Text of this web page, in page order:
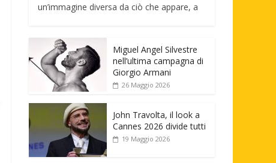
un’immagine diversa da ciò che appare, a
Miguel Angel Silvestre
nell’ultima campagna di
Giorgio Armani
26 Maggio 2026
John Travolta, il look a
Cannes 2026 divide tutti
19 Maggio 2026